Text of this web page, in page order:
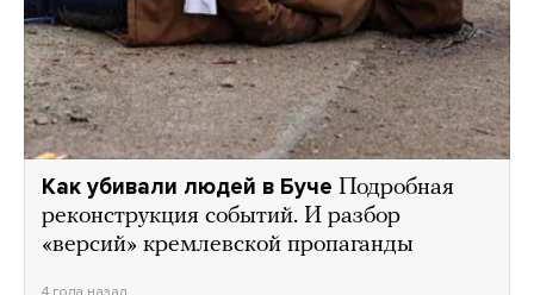
Как убивали людей в Буче Подробная
реконструкция событий. И разбор
«версий» кремлевской пропаганды
4 года назад